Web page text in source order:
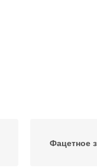
Фацетное